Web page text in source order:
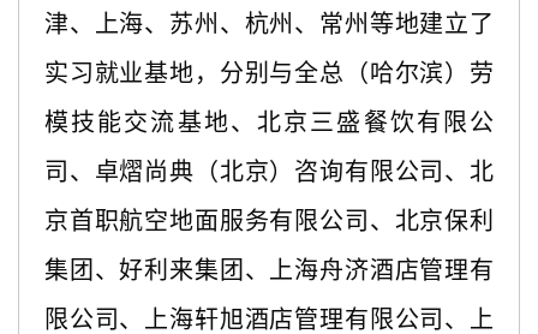
津、上海、苏州、杭州、常州等地建立了
实习就业基地，分别与全总（哈尔滨）劳
模技能交流基地、北京三盛餐饮有限公
司、卓熠尚典（北京）咨询有限公司、北
京首职航空地面服务有限公司、北京保利
集团、好利来集团、上海舟济酒店管理有
限公司、上海轩旭酒店管理有限公司、上